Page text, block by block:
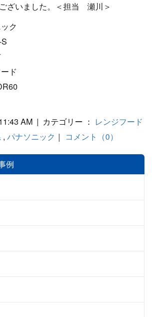
ざいました。＜担当 瀬川＞
ク
ド
AM | カテゴリー ： レンジフード
, パナソニック ｜ コメント（0）
例